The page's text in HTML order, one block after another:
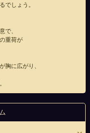
でしょう。
で、
重荷が
胸に広がり、